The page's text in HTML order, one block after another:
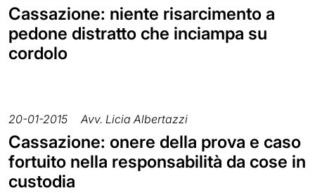
Cassazione: niente risarcimento a
pedone distratto che inciampa su
cordolo
20-01-2015 Avv. Licia Albertazzi
Cassazione: onere della prova e caso
fortuito nella responsabilità da cose in
custodia